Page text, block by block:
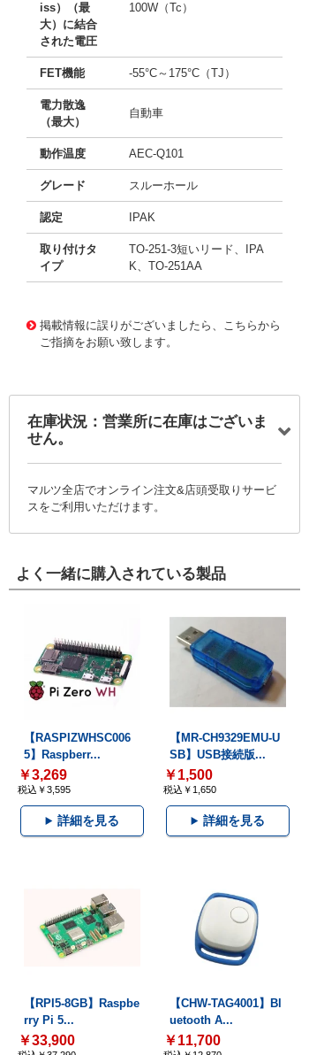
iss）（最
大）に結合
された電圧
100W（Tc）
FET機能 -55°C～175°C（TJ）
電力散逸
（最大）
自動車
動作温度 AEC-Q101
グレード スルーホール
認定 IPAK
取り付けタ
イプ
TO-251-3短いリード、IPA
K、TO-251AA
掲載情報に誤りがございましたら、こちらから
ご指摘をお願い致します。
在庫状況：営業所に在庫はございま
せん。
マルツ全店でオンライン注文&店頭受取りサービ
スをご利用いただけます。
よく一緒に購入されている製品
【RASPIZWHSC006
5】Raspberr...
￥3,269
税込￥3,595
詳細を見る
【MR-CH9329EMU-U
SB】USB接続版...
￥1,500
税込￥1,650
詳細を見る
【RPI5-8GB】Raspbe
rry Pi 5...
￥33,900
【CHW-TAG4001】Bl
uetooth A...
￥11,700